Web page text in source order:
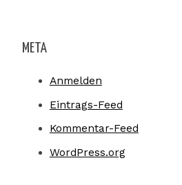
META
Anmelden
Eintrags-Feed
Kommentar-Feed
WordPress.org